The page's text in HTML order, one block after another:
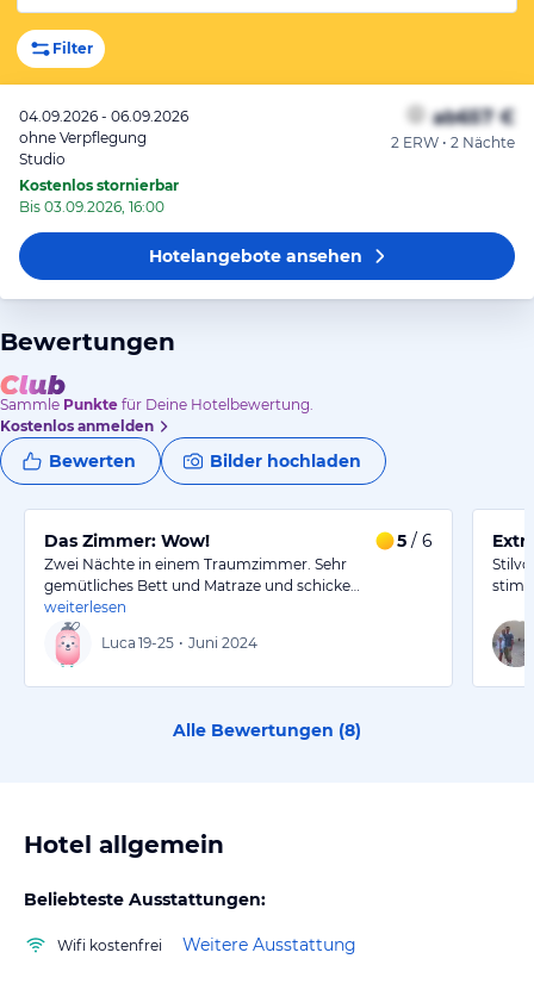
Filter
04.09.2026 - 06.09.2026
ohne Verpflegung
Studio
Kostenlos stornierbar
Bis 03.09.2026, 16:00
ab657 €
2 ERW • 2 Nächte
Hotelangeboteansehen
Bewertungen
Sammle Punkte für Deine Hotelbewertung.
Kostenlos anmelden
Bewerten Bilder hochladen
Das Zimmer: Wow! 5 / 6
Zwei Nächte in einem Traumzimmer. Sehr
gemütliches Bett und Matraze und schicke…
weiterlesen
Luca 19-25 • Juni 2024
Alle Bewertungen (8)
Hotel allgemein
Beliebteste Ausstattungen:
Wifi kostenfrei Weitere Ausstattung